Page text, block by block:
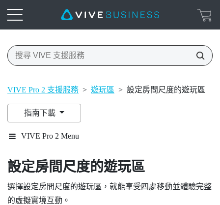
VIVE Pro 2 支援服務 > 遊玩區 > 設定房間尺度的遊玩區
指南下載
VIVE Pro 2 Menu
設定房間尺度的遊玩區
選擇設定房間尺度的遊玩區 ，就能享受四處移動並體驗完整
的虛擬實境互動。